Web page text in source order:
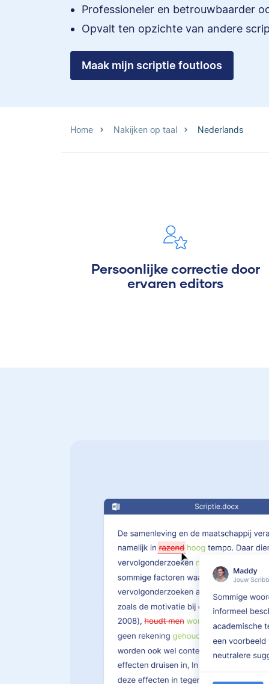
Professioneler en betrouwbaarder
Opvalt ten opzichte van andere
Maak mijn scriptie foutloos
Home Nakijken op taal Nederlands
Persoonlijke correctie door
ervaren editors